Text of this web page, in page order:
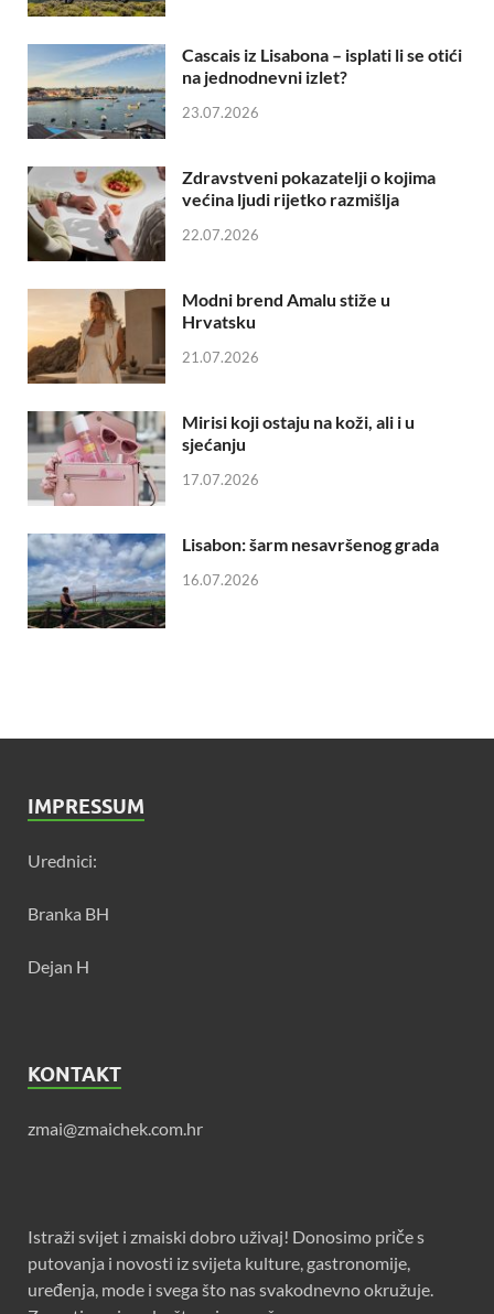
Cascais iz Lisabona – isplati li se otići
na jednodnevni izlet?
23.07.2026
Zdravstveni pokazatelji o kojima
većina ljudi rijetko razmišlja
22.07.2026
Modni brend Amalu stiže u
Hrvatsku
21.07.2026
Mirisi koji ostaju na koži, ali i u
sjećanju
17.07.2026
Lisabon: šarm nesavršenog grada
16.07.2026
IMPRESSUM
Urednici:
Branka BH
Dejan H
KONTAKT
zmai@zmaichek.com.hr
Istraži svijet i zmaiski dobro uživaj! Donosimo priče s
putovanja i novosti iz svijeta kulture, gastronomije,
uređenja, mode i svega što nas svakodnevno okružuje.